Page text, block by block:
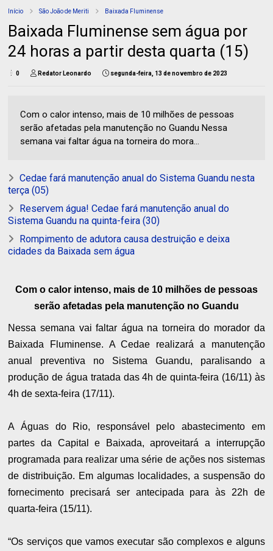
Início São João de Meriti Baixada Fluminense
Baixada Fluminense sem água por
24 horas a partir desta quarta (15)
0 Redator Leonardo segunda-feira, 13 de novembro de 2023
Com o calor intenso, mais de 10 milhões de pessoas
serão afetadas pela manutenção no Guandu Nessa
semana vai faltar água na torneira do mora...
Cedae fará manutenção anual do Sistema Guandu nesta
terça (05)
Reservem água! Cedae fará manutenção anual do
Sistema Guandu na quinta-feira (30)
Rompimento de adutora causa destruição e deixa
cidades da Baixada sem água
Com o calor intenso, mais de 10 milhões de pessoas
serão afetadas pela manutenção no Guandu
Nessa semana vai faltar água na torneira do morador da
Baixada Fluminense. A Cedae realizará a manutenção
anual preventiva no Sistema Guandu, paralisando a
produção de água tratada das 4h de quinta-feira (16/11) às
4h de sexta-feira (17/11).
A Águas do Rio, responsável pelo abastecimento em
partes da Capital e Baixada, aproveitará a interrupção
programada para realizar uma série de ações nos sistemas
de distribuição. Em algumas localidades, a suspensão do
fornecimento precisará ser antecipada para às 22h de
quarta-feira (15/11).
“Os serviços que vamos executar são complexos e alguns